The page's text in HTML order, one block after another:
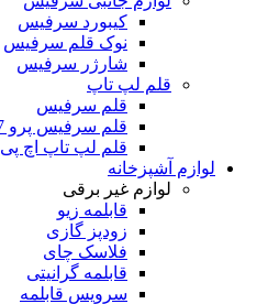
کیبورد سرفیس
نوک قلم سرفیس
شارژر سرفیس
قلم لپ تاپ
قلم سرفیس
قلم سرفیس پرو 7
قلم لپ تاپ اچ پی
لوازم آشپزخانه
لوازم غیر برقی
قابلمه زیو
زودپز گازی
فلاسک چای
قابلمه گرانیتی
سرویس قابلمه